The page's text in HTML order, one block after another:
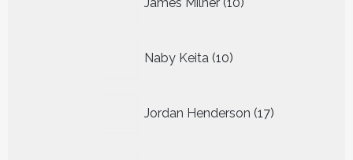
producten
Naby Keita 10
producten
Jordan Henderson 17
producten